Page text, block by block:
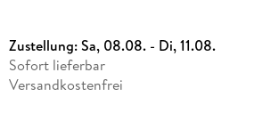
Zustellung:Sa, 08.08. - Di, 11.08.
Sofort lieferbar
Versandkostenfrei